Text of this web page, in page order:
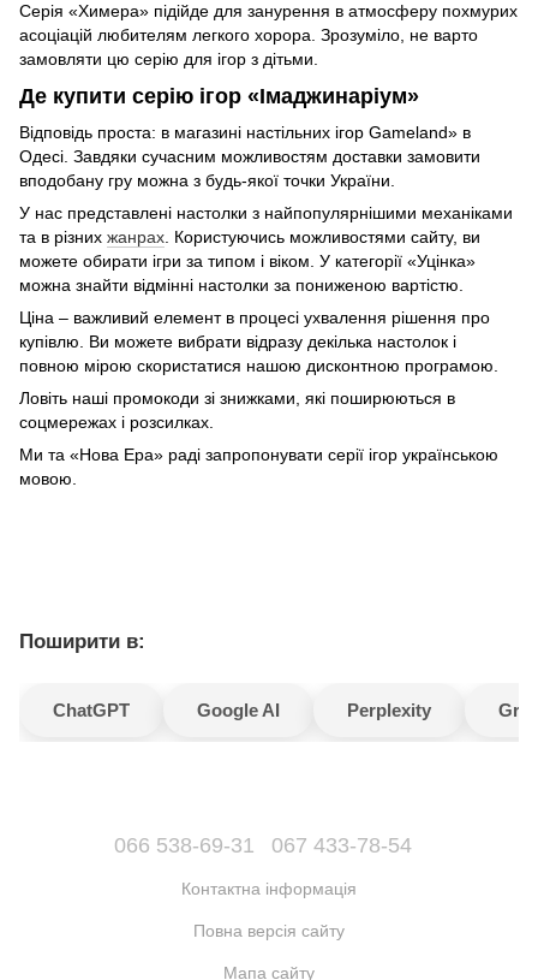
Серія «Химера» підійде для занурення в атмосферу похмурих
асоціацій любителям легкого хорора. Зрозуміло, не варто
замовляти цю серію для ігор з дітьми.
Де купити серію ігор «Імаджинаріум»
Відповідь проста: в магазині настільних ігор Gameland» в
Одесі. Завдяки сучасним можливостям доставки замовити
вподобану гру можна з будь-якої точки України.
У нас представлені настолки з найпопулярнішими механіками
та в різних жанрах . Користуючись можливостями сайту, ви
можете обирати ігри за типом і віком. У категорії «Уцінка»
можна знайти відмінні настолки за пониженою вартістю.
Ціна – важливий елемент в процесі ухвалення рішення про
купівлю. Ви можете вибрати відразу декілька настолок і
повною мірою скористатися нашою дисконтною програмою.
Ловіть наші промокоди зі знижками, які поширюються в
соцмережах і розсилках.
Ми та «Нова Ера» раді запропонувати серії ігор українською
мовою.
Поширити в:
ChatGPT Google AI Perplexity
066 538-69-31 067 433-78-54
Контактна інформація
Повна версія сайту
Мапа сайту